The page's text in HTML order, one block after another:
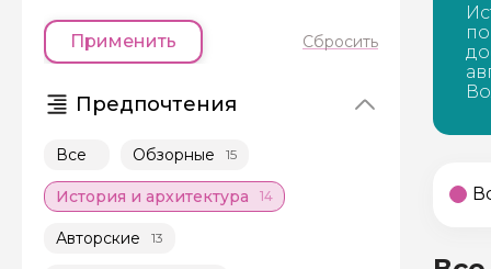
Применить Сбросить
Предпочтения
Все Обзорные 15
История и архитектура 14
Авторские 13